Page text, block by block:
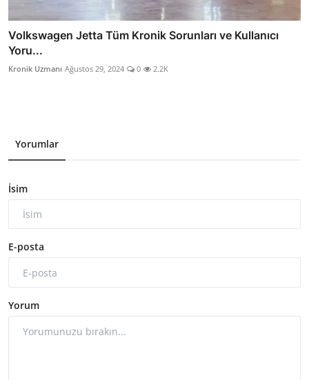
Volkswagen Jetta Tüm Kronik Sorunları ve Kullanıcı
Yoru...
Kronik Uzmanı Ağustos 29, 2024 0 2.2K
Yorumlar
İsim
E-posta
Yorum